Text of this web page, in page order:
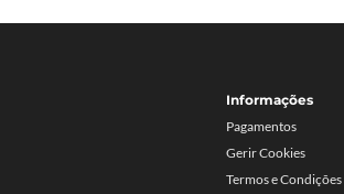
Informações
Pagamentos
Gerir Cookies
Termos e Condições